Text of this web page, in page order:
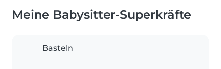
Meine Babysitter-Superkräfte
Basteln